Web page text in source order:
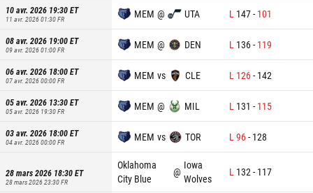
10 avr. 2026 19:30ET
11 avr. 2026 01:30FR MEM @ UTA L 147- 101
08 avr. 2026 19:00ET
09 avr. 2026 01:00FR MEM @ DEN L 136- 119
06 avr. 2026 18:00ET
07 avr. 2026 00:00FR MEM vs CLE L 126- 142
05 avr. 2026 13:30ET
05 avr. 2026 19:30FR MEM @ MIL L 131 - 115
03 avr. 2026 18:00ET
04 avr. 2026 00:00FR MEM vs TOR L 96- 128
28 mars 2026 18:30ET
28 mars 2026 23:30FR
Oklahoma
City Blue
@
Iowa
Wolves
L 132- 117